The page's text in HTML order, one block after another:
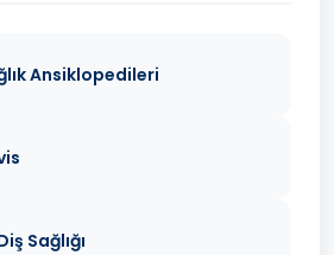
Ansiklopedileri
Sağlığı